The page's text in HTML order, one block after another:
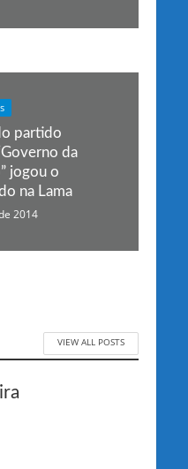
partido
da
jogou o
na Lama
2014
VIEW ALL POSTS